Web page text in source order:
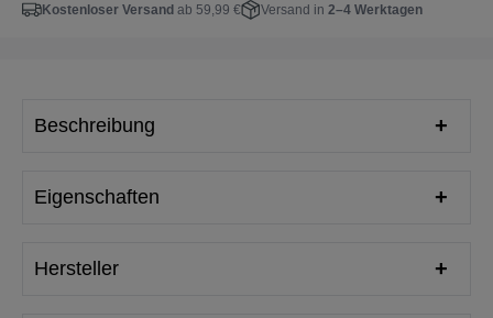
Kostenloser Versand ab 59,99 € Versand in 2–4 Werktagen
Beschreibung
Eigenschaften
Hersteller